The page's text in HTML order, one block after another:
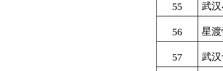
55 武
56 星
57 武